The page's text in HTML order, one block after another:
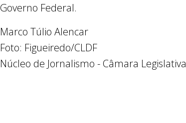
Governo Federal.
Marco Túlio Alencar
Foto: Figueiredo/CLDF
Núcleo de Jornalismo - Câmara Legislativa